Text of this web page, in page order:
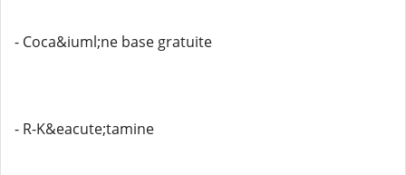
- Coca&iuml;ne base gratuite
- R-K&eacute;tamine